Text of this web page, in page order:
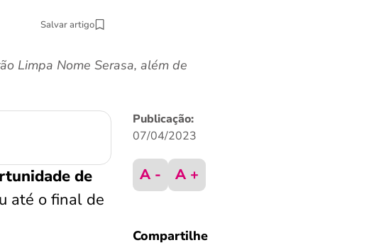
Salvar artigo
Limpa Nome Serasa, além de
de
até o final de
Publicação:
07/04/2023
A - A +
Compartilhe